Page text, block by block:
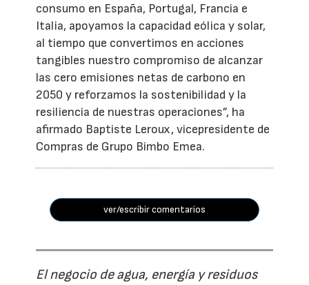
consumo en España, Portugal, Francia e
Italia, apoyamos la capacidad eólica y solar,
al tiempo que convertimos en acciones
tangibles nuestro compromiso de alcanzar
las cero emisiones netas de carbono en
2050 y reforzamos la sostenibilidad y la
resiliencia de nuestras operaciones”, ha
afirmado Baptiste Leroux, vicepresidente de
Compras de Grupo Bimbo Emea.
ver/escribir comentarios
El negocio de agua, energía y residuos